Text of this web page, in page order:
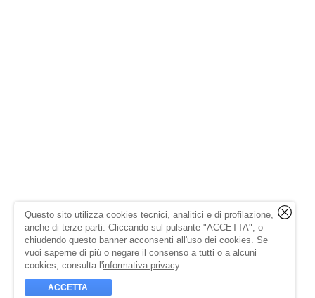
Questo sito utilizza cookies tecnici, analitici e di profilazione,
anche di terze parti. Cliccando sul pulsante "ACCETTA", o
chiudendo questo banner acconsenti all'uso dei cookies. Se
vuoi saperne di più o negare il consenso a tutti o a alcuni
cookies, consulta l'informativa privacy.
ACCETTA